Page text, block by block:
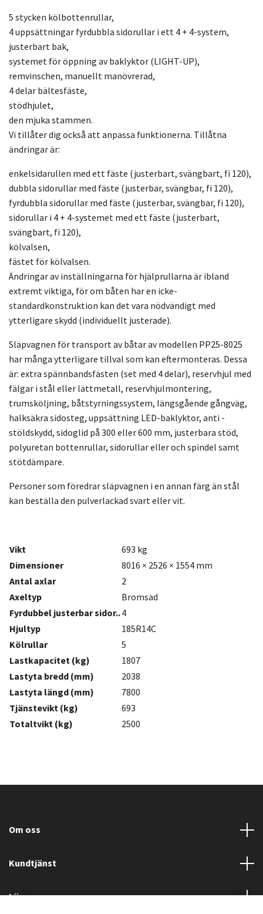
5 stycken kölbottenrullar,
4 uppsättningar fyrdubbla sidorullar i ett 4 + 4-system,
justerbart bak,
systemet för öppning av baklyktor (LIGHT-UP),
remvinschen, manuellt manövrerad,
4 delar bältesfäste,
stödhjulet,
den mjuka stammen.
Vi tillåter dig också att anpassa funktionerna. Tillåtna
ändringar är:
enkelsidarullen med ett fäste (justerbart, svängbart, fi 120),
dubbla sidorullar med fäste (justerbar, svängbar, fi 120),
fyrdubbla sidorullar med fäste (justerbar, svängbar, fi 120),
sidorullar i 4 + 4-systemet med ett fäste (justerbart,
svängbart, fi 120),
kölvalsen,
fästet för kölvalsen.
Ändringar av inställningarna för hjälprullarna är ibland
extremt viktiga, för om båten har en icke-
standardkonstruktion kan det vara nödvändigt med
ytterligare skydd (individuellt justerade).
Släpvagnen för transport av båtar av modellen PP25-8025
har många ytterligare tillval som kan eftermonteras. Dessa
är: extra spännbandsfästen (set med 4 delar), reservhjul med
fälgar i stål eller lättmetall, reservhjulmontering,
trumsköljning, båtstyrningssystem, längsgående gångväg,
halksäkra sidosteg, uppsättning LED-baklyktor, anti -
stöldskydd, sidoglid på 300 eller 600 mm, justerbara stöd,
polyuretan bottenrullar, sidorullar eller och spindel samt
stötdämpare.
Personer som föredrar släpvagnen i en annan färg än stål
kan beställa den pulverlackad svart eller vit.
Vikt
693 kg
Dimensioner
8016 × 2526 × 1554 mm
Antal axlar
2
Axeltyp
Bromsad
Fyrdubbel justerbar sidor..4
Hjultyp
185R14C
Kölrullar
5
Lastkapacitet (kg)
1807
Lastyta bredd (mm)
2038
Lastyta längd (mm)
7800
Tjänstevikt (kg)
693
Totaltvikt (kg)
2500
Om oss
Kundtjänst
Läs mer